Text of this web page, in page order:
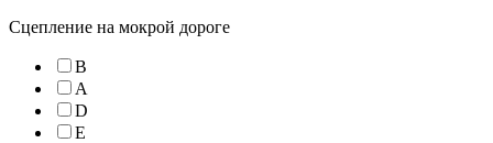
Сцепление на мокрой дороге
B
A
D
E